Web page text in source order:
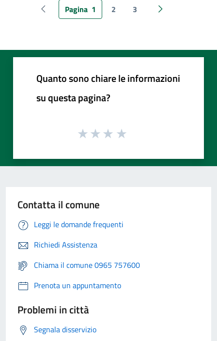
Pagina precedente
Pagina 1 2 3 Pagina
Quanto sono chiare le informazioni
su questa pagina?
Contatta il comune
Leggi le domande frequenti
Richiedi Assistenza
Chiama il comune 0965 757600
Prenota un appuntamento
Problemi in città
Segnala disservizio